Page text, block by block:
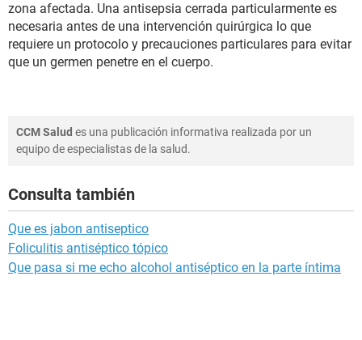
zona afectada. Una antisepsia cerrada particularmente es
necesaria antes de una intervención quirúrgica lo que
requiere un protocolo y precauciones particulares para evitar
que un germen penetre en el cuerpo.
CCM Salud es una publicación informativa realizada por un
equipo de especialistas de la salud.
Consulta también
Que es jabon antiseptico
Foliculitis antiséptico tópico
Que pasa si me echo alcohol antiséptico en la parte íntima